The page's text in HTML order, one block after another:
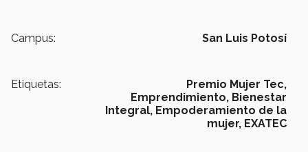
Campus: San Luis Potosí
Etiquetas:
Premio Mujer Tec,
Emprendimiento, Bienestar
Integral, Empoderamiento de la
mujer, EXATEC